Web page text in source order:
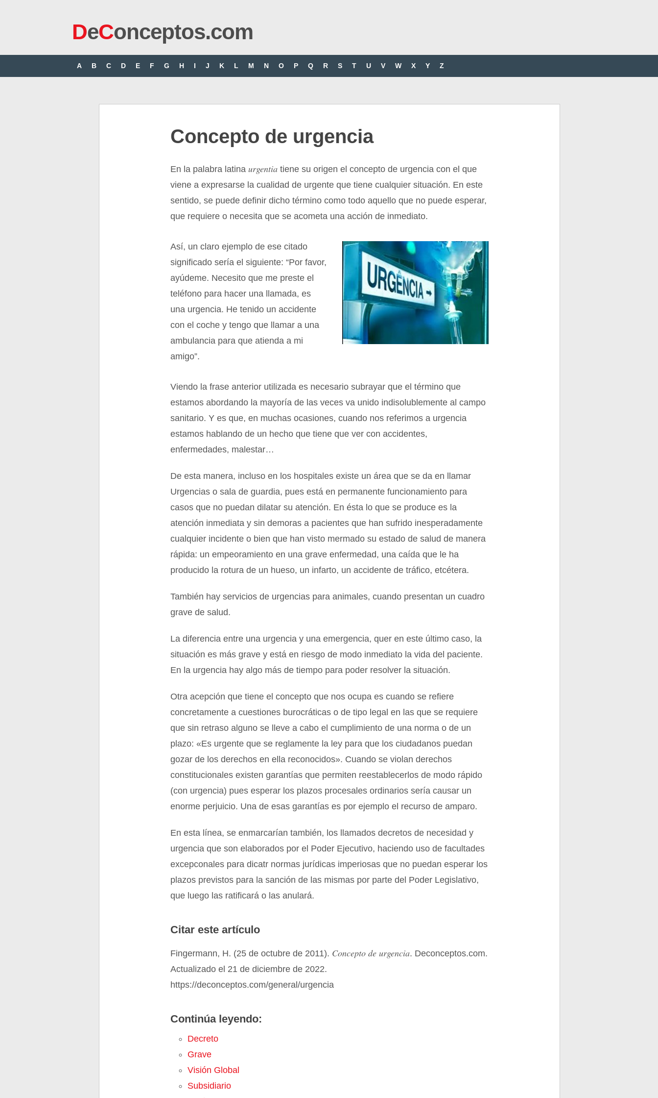
DeConceptos.com
A B C D E F G H I J K L M N O P Q R S T U V W X Y Z
Concepto de urgencia
En la palabra latinaurgentiatiene su origen el concepto de urgencia con el que
viene a expresarse la cualidad de urgente que tiene cualquier situación. En este
sentido, se puede definir dicho término como todo aquello que no puede esperar,
que requiere o necesita que se acometa una acción de inmediato.
Así, un claro ejemplo de ese citado
significado sería el siguiente: “Por favor,
ayúdeme. Necesito que me preste el
teléfono para hacer una llamada, es
una urgencia. He tenido un accidente
con el coche y tengo que llamar a una
ambulancia para que atienda a mi
amigo”.
Viendo la frase anterior utilizada es necesario subrayar que el término que
estamos abordando la mayoría de las veces va unido indisolublemente al campo
sanitario. Y es que, en muchas ocasiones, cuando nos referimos a urgencia
estamos hablando de un hecho que tiene que ver con accidentes,
enfermedades, malestar…
De esta manera, incluso en los hospitales existe un área que se da en llamar
Urgencias o sala de guardia, pues está en permanente funcionamiento para
casos que no puedan dilatar su atención. En ésta lo que se produce es la
atención inmediata y sin demoras a pacientes que han sufrido inesperadamente
cualquier incidente o bien que han visto mermado su estado de salud de manera
rápida: un empeoramiento en una grave enfermedad, una caída que le ha
producido la rotura de un hueso, un infarto, un accidente de tráfico, etcétera.
También hay servicios de urgencias para animales, cuando presentan un cuadro
grave de salud.
La diferencia entre una urgencia y una emergencia, quer en este último caso, la
situación es más grave y está en riesgo de modo inmediato la vida del paciente.
En la urgencia hay algo más de tiempo para poder resolver la situación.
Otra acepción que tiene el concepto que nos ocupa es cuando se refiere
concretamente a cuestiones burocráticas o de tipo legal en las que se requiere
que sin retraso alguno se lleve a cabo el cumplimiento de una norma o de un
plazo: «Es urgente que se reglamente la ley para que los ciudadanos puedan
gozar de los derechos en ella reconocidos». Cuando se violan derechos
constitucionales existen garantías que permiten reestablecerlos de modo rápido
(con urgencia) pues esperar los plazos procesales ordinarios sería causar un
enorme perjuicio. Una de esas garantías es por ejemplo el recurso de amparo.
En esta línea, se enmarcarían también, los llamados decretos de necesidad y
urgencia que son elaborados por el Poder Ejecutivo, haciendo uso de facultades
excepconales para dicatr normas jurídicas imperiosas que no puedan esperar los
plazos previstos para la sanción de las mismas por parte del Poder Legislativo,
que luego las ratificará o las anulará.
Citar este artículo
Fingermann, H. (25 de octubre de 2011). Concepto de urgencia. Deconceptos.com.
Actualizado el 21 de diciembre de 2022.
https://deconceptos.com/general/urgencia
Continúa leyendo:
Decreto
Grave
Visión Global
Subsidiario